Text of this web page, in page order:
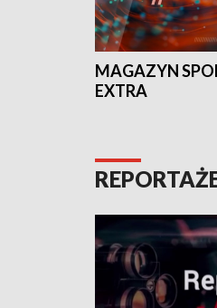
MAGAZYN
EXTRA